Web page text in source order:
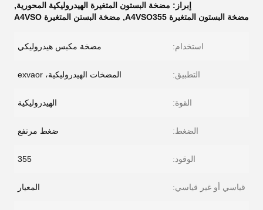
إبراز: مضخة البستون المتغيرة الهيدروليكية المحورية,
مضخة البستون المتغيرة A4VSO355
, مضخة البستن المتغيرة A4VSO
استخدام: مضخة مكبس هيدروليكي
التطبيق: المضخات الهيدروليكية، exvaor
القوة: الهيدروليكية
الضغط: ضغط مرتفع
الوقود: 355
قياسي أو غير قياسي: المعيار